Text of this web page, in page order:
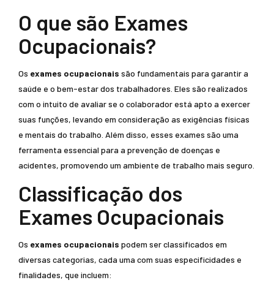
O que são Exames
Ocupacionais?
Os exames ocupacionais são fundamentais para garantir a
saúde e o bem-estar dos trabalhadores. Eles são realizados
com o intuito de avaliar se o colaborador está apto a exercer
suas funções, levando em consideração as exigências físicas
e mentais do trabalho. Além disso, esses exames são uma
ferramenta essencial para a prevenção de doenças e
acidentes, promovendo um ambiente de trabalho mais seguro.
Classificação dos
Exames Ocupacionais
Os exames ocupacionais podem ser classificados em
diversas categorias, cada uma com suas especificidades e
finalidades, que incluem: